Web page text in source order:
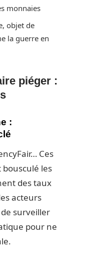
monnaies
objet de
la guerre en
piéger :
:
Ces
les
des taux
acteurs
surveiller
pour ne